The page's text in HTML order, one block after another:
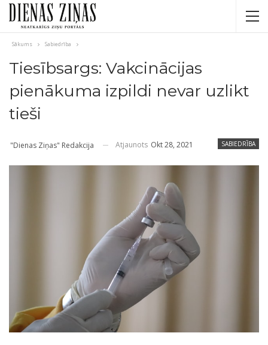
Sākums Sabiedrība
Tiesībsargs: Vakcinācijas
pienākuma izpildi nevar uzlikt
tieši
SABIEDRĪBA
"Dienas Ziņas" Redakcija Atjaunots Okt 28, 2021